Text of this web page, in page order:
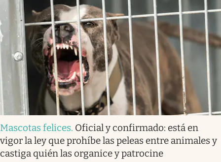
Mascotas felices. Oficial y confirmado: está en
vigor la ley que prohíbe las peleas entre animales y
castiga quién las organice y patrocine